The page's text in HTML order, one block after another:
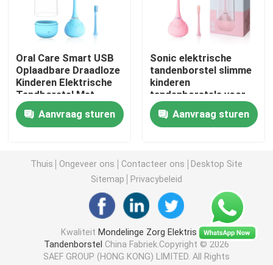
navulbare elektrische tandenborstel
Volwassen Elektrische Tandenborstel
Jonge geitjes Elektrische Tandenborstel
Slimme elektrische tandenborstel
Oral Care Smart USB
Oplaadbare Draadloze
Kinderen Elektrische
Tandborstel Met
Smart Timer
Aanvraag sturen
Sonic elektrische
tandenborstel slimme
kinderen
tandenborstels voor
kinderen waterdichte
elektrische
tandenborstel
Aanvraag sturen
Thuis Ongeveer ons Contacteer ons
Desktop Site
Sitemap
Privacybeleid
Kwaliteit Mondelinge Zorg Elektrische
Tandenborstel China Fabriek.Copyright © 2026
SAEF GROUP (HONG KONG) LIMITED. All Rights